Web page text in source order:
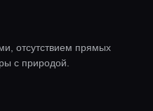
отсутствием прямых
с природой.